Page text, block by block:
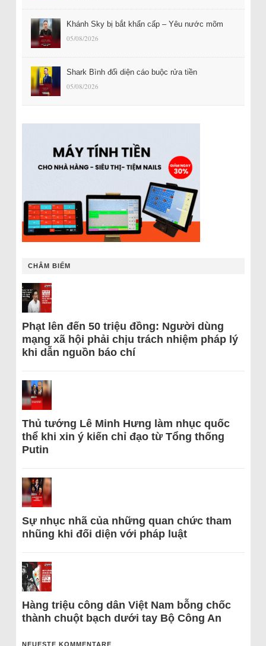
Khánh Sky bị bắt khẩn cấp – Yêu nước mõm
05/08/2026
Shark Bình đối diện cáo buộc rửa tiền
05/08/2026
CHÂM BIẾM
Phạt lên đến 50 triệu đồng: Người dùng
mạng xã hội phải chịu trách nhiệm pháp lý
khi dẫn nguồn báo chí
Thủ tướng Lê Minh Hưng làm nhục quốc
thể khi xin ý kiến chỉ đạo từ Tổng thống
Putin
Sự nhục nhã của những quan chức tham
nhũng khi đối diện với pháp luật
Hàng triệu công dân Việt Nam bỗng chốc
thành chuột bạch dưới tay Bộ Công An
NEUESTE KOMMENTARE